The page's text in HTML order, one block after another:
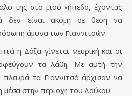
της στο μισό γήπεδο, έχοντας
δεν είναι ακόμη σε θέση να
άμυνα των Γιαννιτσών.
η Δόξα γίνεται νευρική και οι
τα λάθη. Με αυτή την
τα Γιαννιτσά άρχισαν να
μέσα στην περιοχή του Δαύκου.